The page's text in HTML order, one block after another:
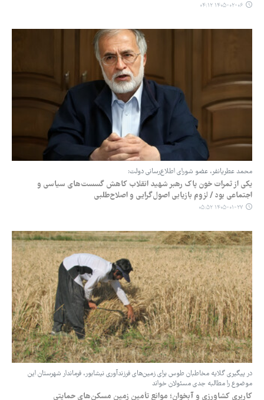
۱۴۰۵-۰۲-۰۶ ۰۴:۱۲
محمد عطریانفر، عضو شورای اطلاع‌رسانی دولت:
یکی از ثمرات خون پاک رهبر شهید انقلاب کاهش گسست‌های سیاسی و
اجتماعی بود / لزوم بازیابی اصول‌گرایی و اصلاح‌طلبی
۱۴۰۵-۰۱-۲۷ ۰۵:۵۲
در پیگیری‌ گلایه مخاطبان طوس برای زمین‌های فرزندآوری نیشابور، فرماندار شهرستان این
موضوع را مطالبه جدی مسئولان خواند
کاربری کشاورزی و آبخوان؛ موانع تأمین زمین مسکن‌های حمایتی